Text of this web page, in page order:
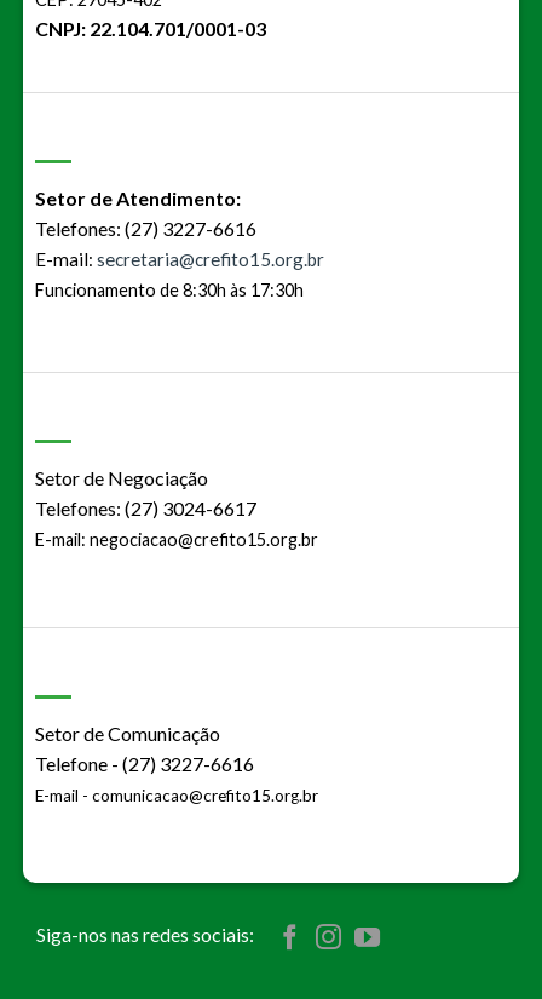
CNPJ: 22.104.701/0001-03
Setor de Atendimento:
Telefones: (27) 3227-6616
E-mail: secretaria@crefito15.org.br
Funcionamento de 8:30h às 17:30h
Setor de Negociação
Telefones: (27) 3024-6617
E-mail: negociacao@crefito15.org.br
Setor de Comunicação
Telefone - (27) 3227-6616
E-mail - comunicacao@crefito15.org.br
Siga-nos nas redes sociais: